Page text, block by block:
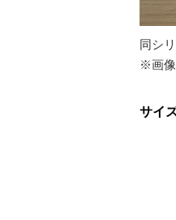
同シ
※画像
サイ